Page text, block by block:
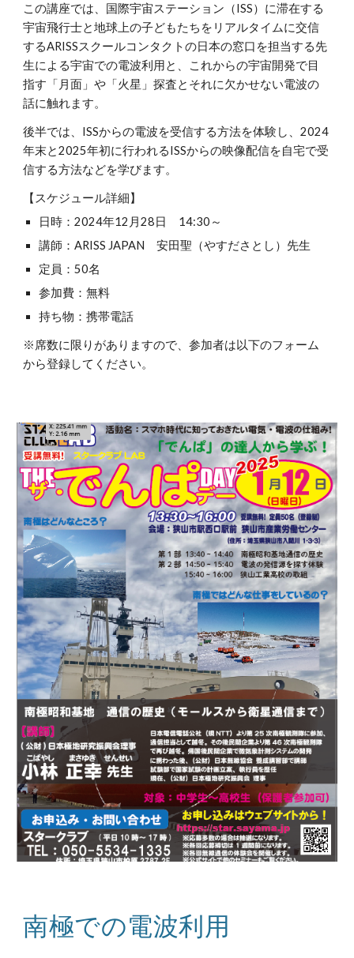
この講座では、国際宇宙ステーション（ISS）に滞在する
宇宙飛行士と地球上の子どもたちをリアルタイムに交信
するARISSスクールコンタクトの日本の窓口を担当する先
生による宇宙での電波利用と、これからの宇宙開発で目
指す「月面」や「火星」探査とそれに欠かせない電波の
話に触れます。
後半では、ISSからの電波を受信する方法を体験し、2024
年末と2025年初に行われるISSからの映像配信を自宅で受
信する方法などを学びます。
【スケジュール詳細】
日時：2024年12月28日 14:30～
講師：ARISS JAPAN 安田聖（やすださとし）先生
定員：50名
参加費：無料
持ち物：携帯電話
※席数に限りがありますので、参加者は以下のフォーム
から登録してください。
南極での電波利用